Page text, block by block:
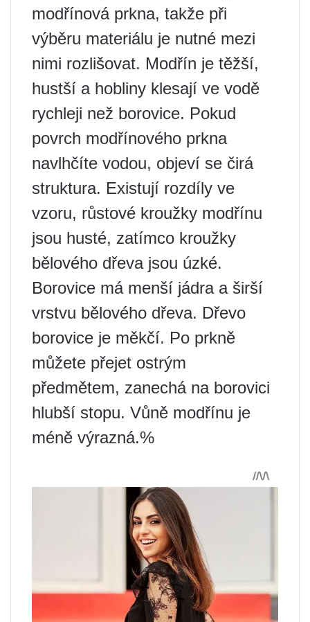
modřínová prkna, takže při
výběru materiálu je nutné mezi
nimi rozlišovat. Modřín je těžší,
hustší a hobliny klesají ve vodě
rychleji než borovice. Pokud
povrch modřínového prkna
navlhčíte vodou, objeví se čirá
struktura. Existují rozdíly ve
vzoru, růstové kroužky modřínu
jsou husté, zatímco kroužky
bělového dřeva jsou úzké.
Borovice má menší jádra a širší
vrstvu bělového dřeva. Dřevo
borovice je měkčí. Po prkně
můžete přejet ostrým
předmětem, zanechá na borovici
hlubší stopu. Vůně modřínu je
méně výrazná.%